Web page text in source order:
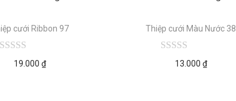
cưới Ribbon 97
19.000 ₫
Thiệp cưới Màu Nước 38
13.000 ₫